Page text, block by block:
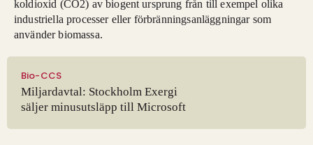
koldioxid (CO2) av biogent ursprung från till exempel olika
industriella processer eller förbränningsanläggningar som
använder biomassa.
Bio-CCS
Miljardavtal: Stockholm Exergi
säljer minusutsläpp till Microsoft